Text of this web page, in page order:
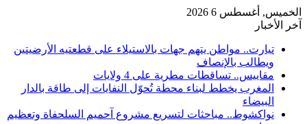
الخميس, أغسطس 6 2026
آخر الأخبار
تيارت.. مواطن يتهم جهات بالاستيلاء على قطعتيه الأرضيتين
ويطالب بالإنصاف
مقاييس.. تساقطات مطرية على 4 ولايات
المغرب يخطط لبناء محطة تُحوّل النفايات إلى طاقة بالدار
البيضاء
نواكشوط.. مباحثات لتسريع مشروع آحميم السلحفاة وتعظيم